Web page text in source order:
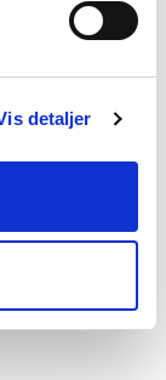
detaljer